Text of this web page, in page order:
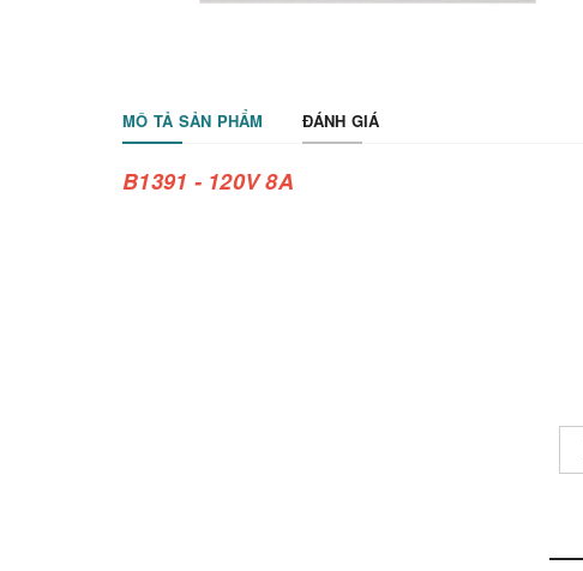
MÔ TẢ SẢN PHẨM ĐÁNH GIÁ
B1391 - 120V 8A